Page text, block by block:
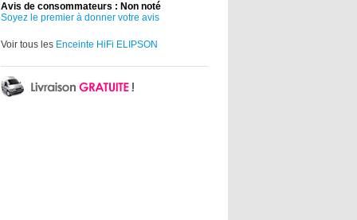
Avis de consommateurs : Non noté
Soyez le premier à donner votre avis
Voir tous les Enceinte HiFi ELIPSON